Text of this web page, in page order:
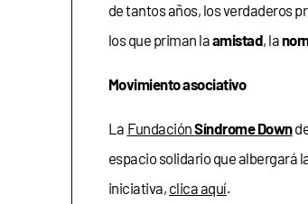
de tantos años, los verdaderos
los que priman laamistad, la
Movimiento asociativo
La FundaciónSíndrome Down
espacio solidario que albergará
iniciativa, clica aquí.